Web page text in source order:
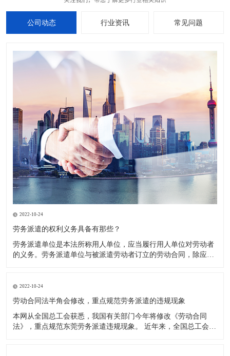
公司动态 行业资讯 常见问题
2022-10-24
劳务派遣的权利义务具备有那些？
劳务派遣单位是本法所称用人单位，应当履行用人单位对劳动者
的义务。劳务派遣单位与被派遣劳动者订立的劳动合同，除应当
下三个方面： 1．劳务派遣单位要与被派遣劳动者订立书面劳动
合同。
2022-10-24
劳动合同法半角会修改，重点规范劳务派遣的违规现象
本网从全国总工会获悉，我国有关部门今年将修改《劳动合同
法》，重点规范东莞劳务派遣违规现象。 近年来，全国总工会通